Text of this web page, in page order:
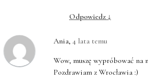
Odpowiedz ↓
Ania, 4 lata temu
Wow, muszę wypróbować na
Pozdrawiam z Wrocławia :)